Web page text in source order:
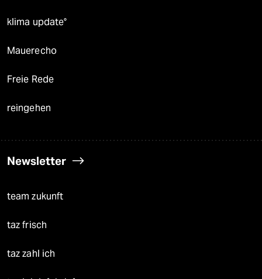
klima update°
Mauerecho
Freie Rede
reingehen
Newsletter
team zukunft
taz frisch
taz zahl ich